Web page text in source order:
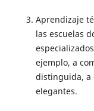
Aprendizaje
las escuelas
ejemplo, a
distinguida, a
elegantes.